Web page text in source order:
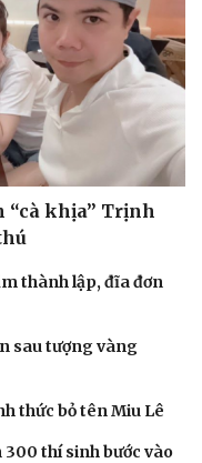
chuyện thời sự
truyện đêm khuya
sổ tình yêu
cho bé
giống tâm hồn
“cà khịa” Trịnh
thành lập, đĩa đơn
sau tượng vàng
thức bỏ tên Miu Lê
300 thí sinh bước vào